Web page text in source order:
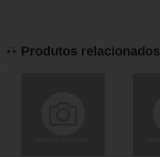
Produtos relacionados